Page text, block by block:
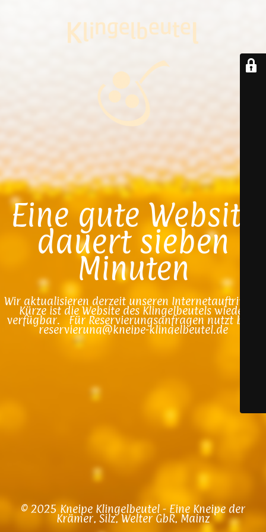
Eine gute Website
dauert sieben
Minuten
Wir aktualisieren derzeit unseren Internetauftritt. In
Kürze ist die Website des Klingelbeutels wieder
verfügbar. Für Reservierungsanfragen nutzt bitte
reservierung@kneipe-klingelbeutel.de
© 2025 Kneipe Klingelbeutel - Eine Kneipe der
Krämer, Silz, Welter GbR, Mainz